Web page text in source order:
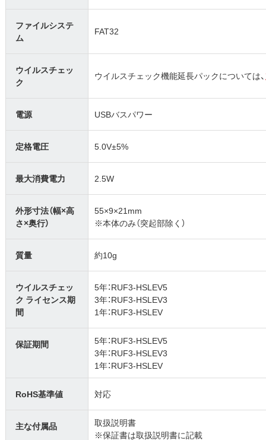
ファイルシステ
ム
FAT32
ウイルスチェッ
ク
ウイルスチェック機能延長パックについては、
電源 USBバスパワー
定格電圧 5.0V±5%
最大消費電力 2.5W
外形寸法（幅×高
さ×奥行）
55×9×21mm
※本体のみ（突起部除く）
質量 約10g
ウイルスチェッ
ク ライセンス期
間
5年：RUF3-HSLEV5
3年：RUF3-HSLEV3
1年：RUF3-HSLEV
保証期間
5年：RUF3-HSLEV5
3年：RUF3-HSLEV3
1年：RUF3-HSLEV
RoHS基準値 対応
主な付属品
取扱説明書
※保証書は取扱説明書に記載